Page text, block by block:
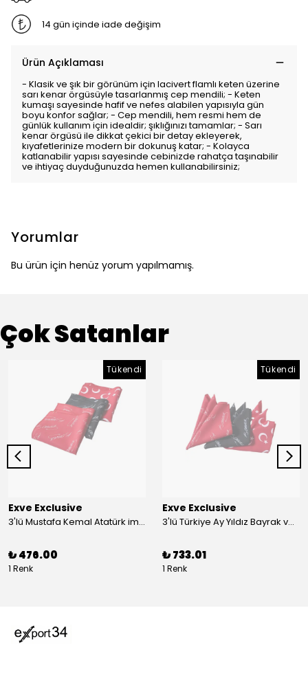
14 gün içinde iade değişim
Ürün Açıklaması
- Klasik ve şık bir görünüm için lacivert flamlı keten üzerine
sarı kenar örgüsüyle tasarlanmış cep mendili; - Keten
kumaşı sayesinde hafif ve nefes alabilen yapısıyla gün
boyu konfor sağlar; - Cep mendili, hem resmi hem de
günlük kullanım için idealdir; şıklığınızı tamamlar; - Sarı
kenar örgüsü ile dikkat çekici bir detay ekleyerek,
kıyafetlerinize modern bir dokunuş katar; - Kolayca
katlanabilir yapısı sayesinde cebinizde rahatça taşınabilir
ve ihtiyaç duyduğunuzda hemen kullanabilirsiniz;
Yorumlar
Bu ürün için henüz yorum yapılmamış.
Çok Satanlar
Tükendi
Exve Exclusive
3'lü Mustafa Kemal Atatürk imzalı ve Türkiye Ay Yıldız Bayraklı Kadın Fular Seti
₺ 476.00
1 Renk
Tükendi
Exve Exclusive
3'lü Türkiye Ay Yıldız Bayrak ve Mustafa Kemal Atatürk imzalı Kırmızı Siyah Yaka Mendili Seti
₺ 733.01
1 Renk